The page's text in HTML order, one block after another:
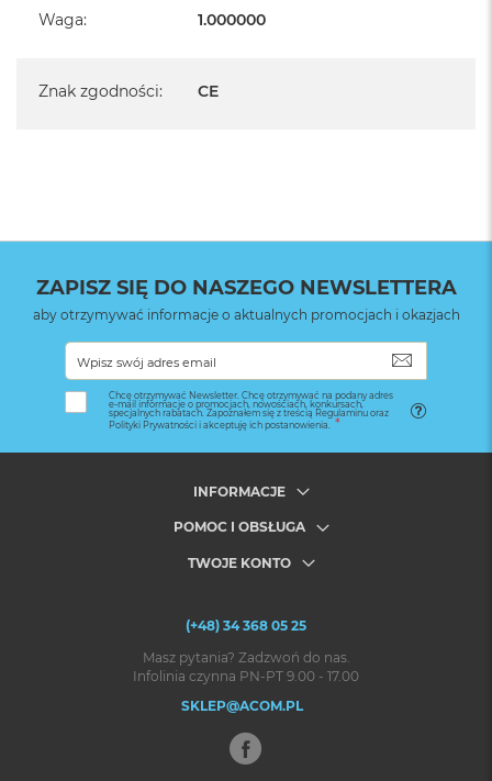
Waga: 1.000000
Znak zgodności: CE
ZAPISZ SIĘ DO NASZEGO NEWSLETTERA
aby otrzymywać informacje o aktualnych promocjach i okazjach
Chcę otrzymywać Newsletter. Chcę otrzymywać na podany adres
e-mail informacje o promocjach, nowościach, konkursach,
specjalnych rabatach. Zapoznałem się z treścią Regulaminu oraz
Polityki Prywatności i akceptuję ich postanowienia.
INFORMACJE
POMOC I OBSŁUGA
TWOJE KONTO
(+48) 34 368 05 25
Masz pytania? Zadzwoń do nas.
Infolinia czynna PN-PT 9.00 - 17.00
SKLEP@ACOM.PL